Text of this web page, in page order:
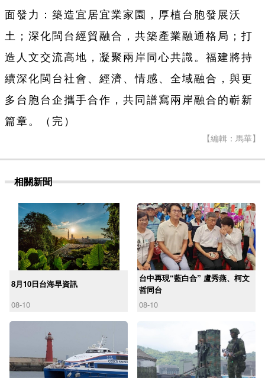
面發力：築造宜居宜業家園，厚植台胞發展沃
土；深化閩台經貿融合，共築產業融通格局；打
造人文交流高地，凝聚兩岸同心共識。福建將持
續深化閩台社會、經濟、情感、全域融合，與更
多台胞台企攜手合作，共同譜寫兩岸融合的嶄新
篇章。（完）
【編輯：馬華】
相關新聞
8月10日台海早資訊
08-10
台中再現“藍白合” 盧秀燕、柯文
哲同台
08-10